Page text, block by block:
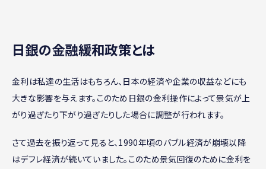
日銀の金融緩和政策とは
金利は私達の生活はもちろん、日本の経済や企業の収益などにも
大きな影響を与えます。このため日銀の金利操作によって景気が上
がり過ぎたり下がり過ぎたりした場合に調整が行われます。
さて過去を振り返って見ると、1990年頃のバブル経済が崩壊以降
はデフレ経済が続いていました。このため景気回復のために金利を